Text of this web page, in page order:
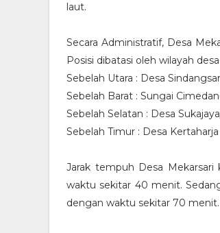
laut.
Secara Administratif, Desa
Posisi dibatasi oleh wilayah
Sebelah Utara : Desa
Sebelah Barat : Sungai
Sebelah Selatan : Desa
Sebelah Timur : Desa Kertaharja
Jarak tempuh Desa
waktu sekitar 40 menit.
dengan waktu sekitar 70 menit.